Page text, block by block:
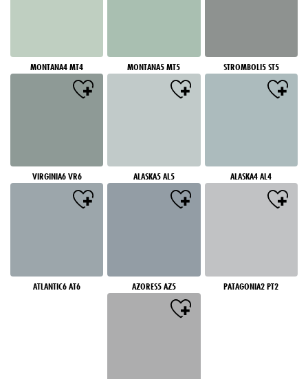
MONTANA4 MT4 MONTANA5 MT5 STROMBOLI5 ST5
VIRGINIA6 VR6 ALASKA5 AL5 ALASKA4 AL4
ATLANTIC6 AT6 AZORES5 AZ5 PATAGONIA2 PT2